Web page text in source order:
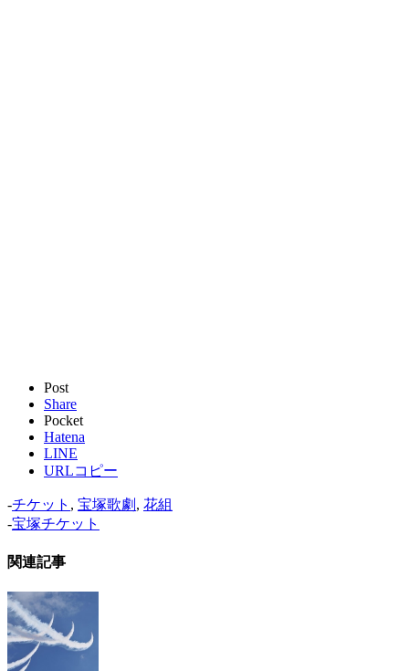
Post
Share
Pocket
Hatena
LINE
URLコピー
-チケット , 宝塚歌劇 , 花組
-宝塚チケット
関連記事